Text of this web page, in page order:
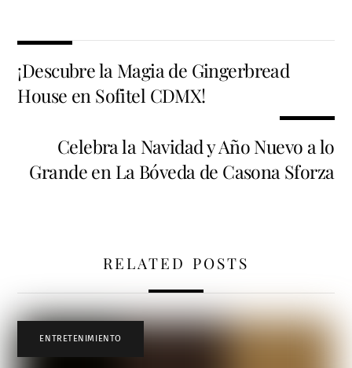
¡Descubre la Magia de Gingerbread
House en Sofitel CDMX!
Celebra la Navidad y Año Nuevo a lo
Grande en La Bóveda de Casona Sforza
RELATED POSTS
ENTRETENIMIENTO